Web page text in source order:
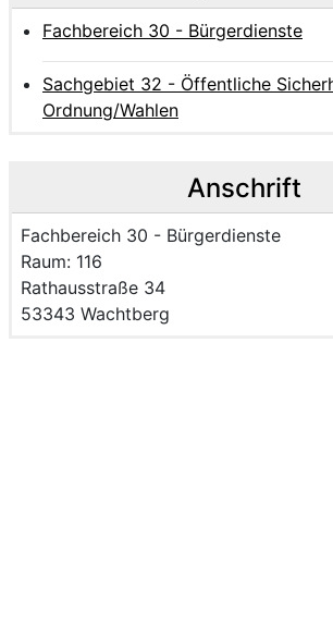
Fachbereich 30 - Bürgerdienste
Sachgebiet 32 - Öffentliche
Ordnung/Wahlen
Anschrift
Name der Einrichtung:
Fachbereich 30 - Bürgerdienste
Raum des Mitarbeitenden
Raum: 116
Strasse und Hausnummer
Rathausstraße 34
PLZ und Ort
53343 Wachtberg